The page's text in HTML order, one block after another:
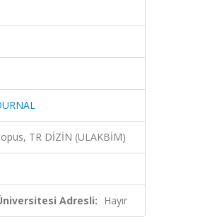
TR DİZİN (ULAKBİM)
Adresli: Hayır